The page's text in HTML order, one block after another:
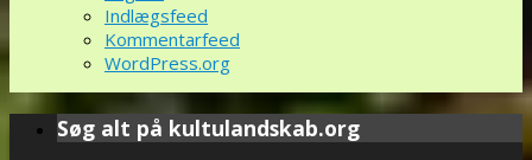
Indlægsfeed
Kommentarfeed
WordPress.org
Søg alt på kultulandskab.org